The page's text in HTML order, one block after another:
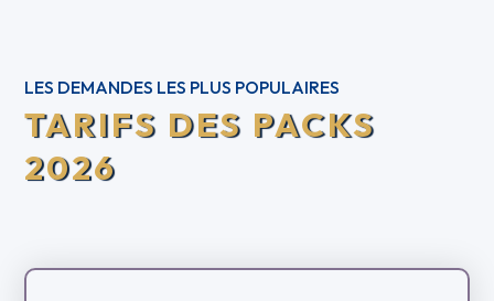
LES DEMANDES LES PLUS POPULAIRES
TARIFS DES PACKS
2026